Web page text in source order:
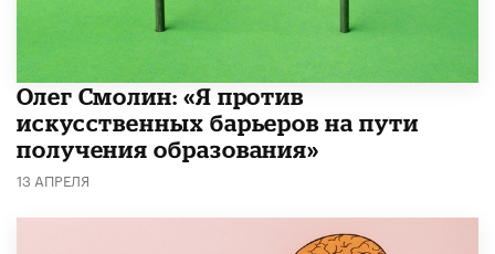
Олег Смолин: «Я против
искусственных барьеров на пути
получения образования»
13 АПРЕЛЯ